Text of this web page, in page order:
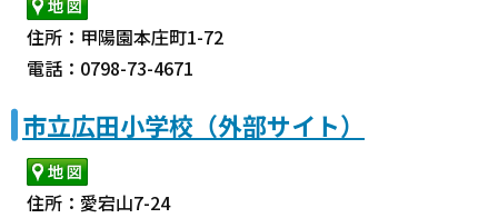
住所：甲陽園本庄町1-72
電話：0798-73-4671
市立広田小学校（外部サイト）
住所：愛宕山7-24